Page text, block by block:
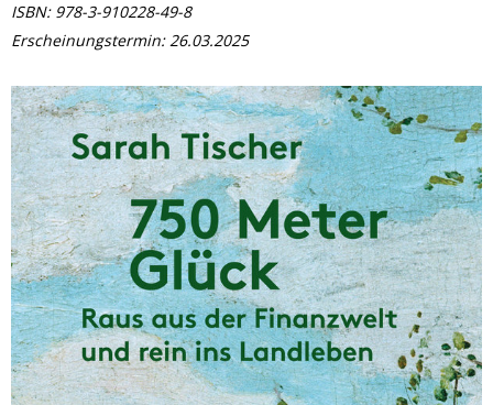
ISBN: 978-3-910228-49-8
Erscheinungstermin: 26.03.2025